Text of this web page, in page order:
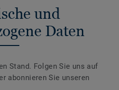
und
Daten
Stand. Folgen Sie uns auf
abonnieren Sie unseren